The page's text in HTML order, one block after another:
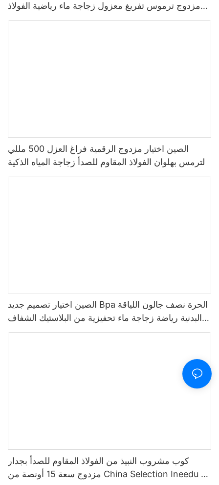
مزدوج ترموس تفريغ معزول زجاجة ماء رياضية الفولاذ
المقاوم للصدأ مع غطاء صنبور
الصين اختيار مزدوج الرقمية فراغ العزل 500 مللي
الترمس بهلوان الفولاذ المقاوم للصدأ زجاجة المياه الذكية
مع شاشة عرض درجة الحرارة Led
الصين اختيار تصميم جديد Bpa الحرة نصف جالون اللياقة
البدنية رياضة زجاجة ماء تحفيزية من البلاستيك الشفاف
مع علامة الوقت والقش
كوب مشروب النبيذ من الفولاذ المقاوم للصدأ بجدار
مزدوج سعة 15 أونصة من China Selection Ineedu -